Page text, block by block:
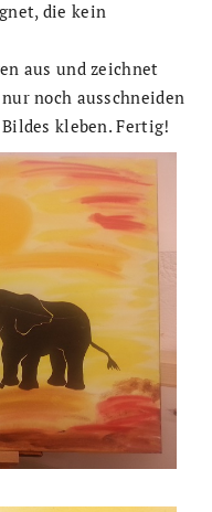
die kein
aus und zeichnet
noch ausschneiden
kleben. Fertig!